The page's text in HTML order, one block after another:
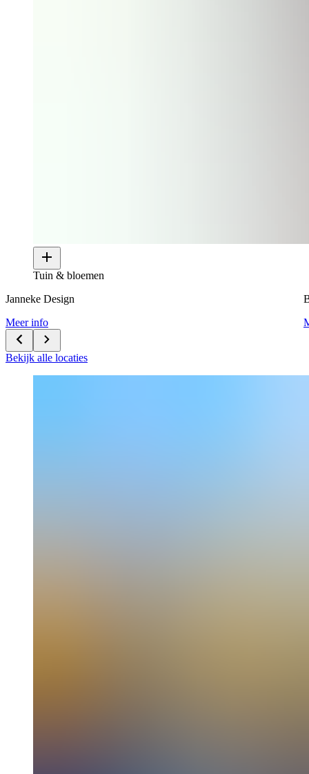
Tuin & bloemen
Janneke Design
Meer info
Bekijk alle locaties